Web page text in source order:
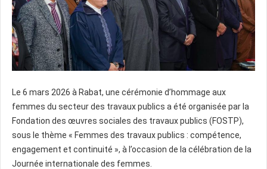
Le 6 mars 2026 à Rabat, une cérémonie d’hommage aux
femmes du secteur des travaux publics a été organisée par la
Fondation des œuvres sociales des travaux publics (FOSTP),
sous le thème « Femmes des travaux publics : compétence,
engagement et continuité », à l’occasion de la célébration de la
Journée internationale des femmes.